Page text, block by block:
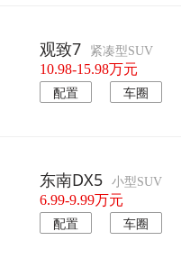
观致7 紧凑型SUV
10.98-15.98万元
配置 车圈
东南DX5 小型SUV
6.99-9.99万元
配置 车圈